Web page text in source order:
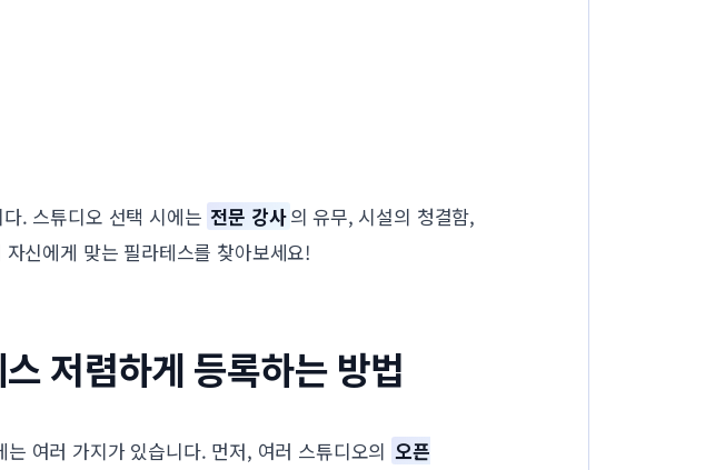
. 스튜디오 선택 시에는 전문 강사의 유무, 시설의 청결함,
신에게 맞는 필라테스를 찾아보세요!
저렴하게 등록하는 방법
여러 가지가 있습니다. 먼저, 여러 스튜디오의 오픈